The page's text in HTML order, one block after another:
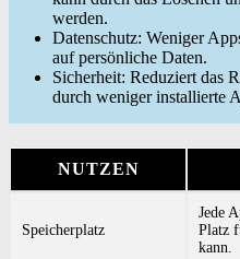
werden.
Datenschutz: Weniger
auf persönliche Daten.
Sicherheit: Reduziert das
durch weniger installierte
NUTZEN
Speicherplatz
Jede
Platz
kann.